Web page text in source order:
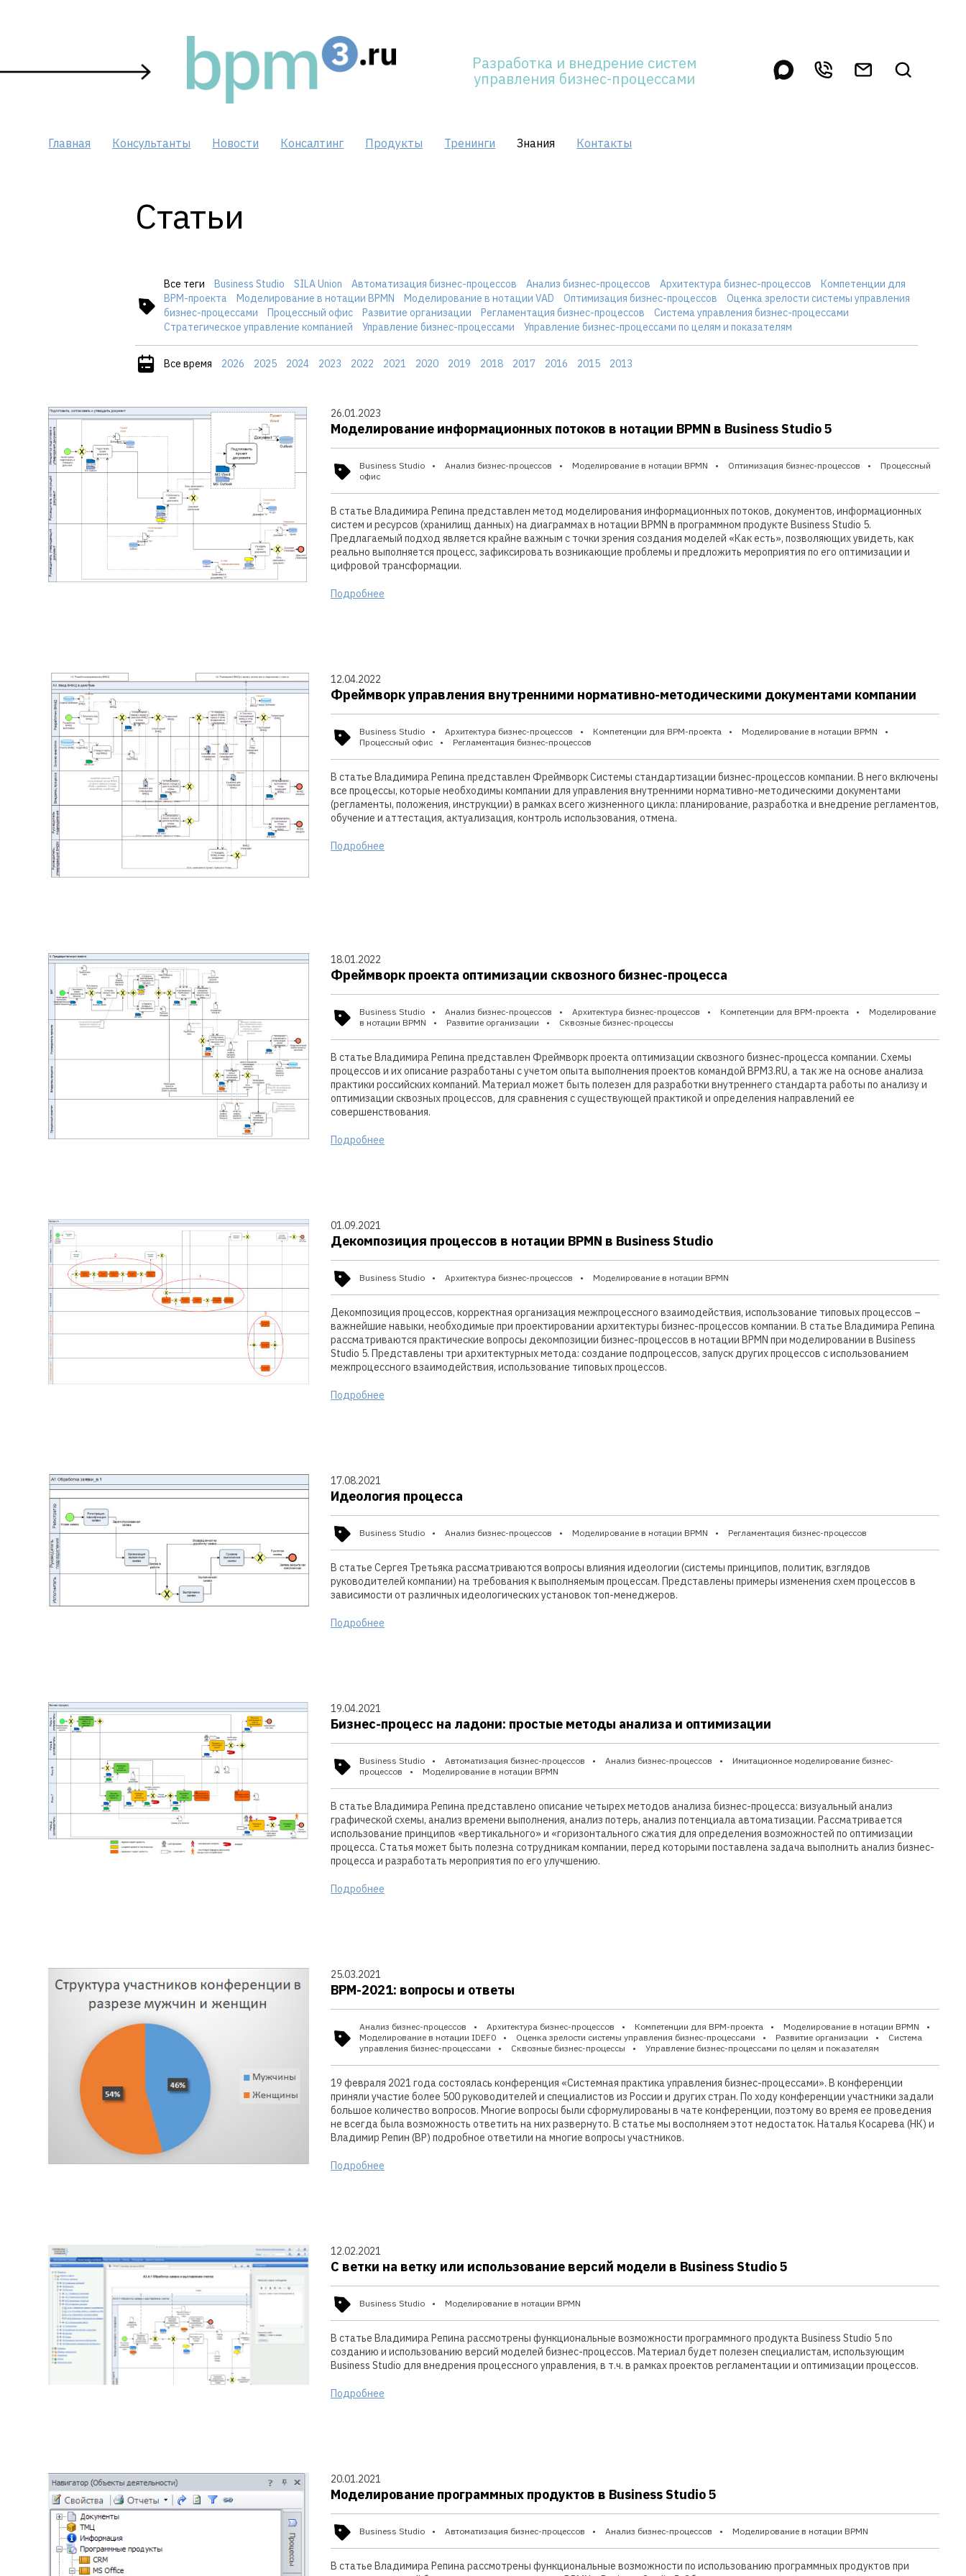
content
Разработка и внедрение систем
управления бизнес-процессами
Главная Консультанты Новости Консалтинг Продукты Тренинги Знания Контакты
Статьи
Все теги Business Studio SILA Union Автоматизация бизнес-процессов Анализ бизнес-процессов Архитектура бизнес-процессов
Компетенции для
BPM-проекта
Моделирование в нотации BPMN Моделирование в нотации VAD Оптимизация бизнес-процессов
Оценка зрелости системы управления
бизнес-процессами
Процессный офис Развитие организации Регламентация бизнес-процессов
Система управления бизнес-процессами
Стратегическое управление компанией
Управление бизнес-процессами Управление бизнес-процессами по целям и показателям
Все время 2026 2025 2024 2023 2022 2021 2020 2019 2018 2017 2016 2015 2013
26.01.2023
Моделирование информационных потоков в нотации BPMN в Business Studio 5
Business Studio Анализ бизнес-процессов Моделирование в нотации BPMN Оптимизация бизнес-процессов
Процессный
офис
В статье Владимира Репина представлен метод моделирования информационных потоков, документов, информационных
систем и ресурсов (хранилищ данных) на диаграммах в нотации BPMN в программном продукте Business Studio 5.
Предлагаемый подход является крайне важным с точки зрения создания моделей «Как есть», позволяющих увидеть, как
реально выполняется процесс, зафиксировать возникающие проблемы и предложить мероприятия по его оптимизации и
цифровой трансформации.
Подробнее
12.04.2022
Фреймворк управления внутренними нормативно-методическими документами компании
Business Studio Архитектура бизнес-процессов Компетенции для BPM-проекта
Моделирование в нотации BPMN
Процессный офис
Регламентация бизнес-процессов
В статье Владимира Репина представлен Фреймворк Системы стандартизации бизнес-процессов компании. В него включены
все процессы, которые необходимы компании для управления внутренними нормативно-методическими документами
(регламенты, положения, инструкции) в рамках всего жизненного цикла: планирование, разработка и внедрение регламентов,
обучение и аттестация, актуализация, контроль использования, отмена.
Подробнее
18.01.2022
Фреймворк проекта оптимизации сквозного бизнес-процесса
Business Studio Анализ бизнес-процессов Архитектура бизнес-процессов Компетенции для BPM-проекта
Моделирование
в нотации BPMN
Развитие организации Сквозные бизнес-процессы
В статье Владимира Репина представлен Фреймворк проекта оптимизации сквозного бизнес-процесса компании. Схемы
процессов и их описание разработаны с учетом опыта выполнения проектов командой BPM3.RU, а так же на основе анализа
практики российских компаний. Материал может быть полезен для разработки внутреннего стандарта работы по анализу и
оптимизации сквозных процессов, для сравнения с существующей практикой и определения направлений ее
совершенствования.
Подробнее
01.09.2021
Декомпозиция процессов в нотации BPMN в Business Studio
Business Studio Архитектура бизнес-процессов Моделирование в нотации BPMN
Декомпозиция процессов, корректная организация межпроцессного взаимодействия, использование типовых процессов –
важнейшие навыки, необходимые при проектировании архитектуры бизнес-процессов компании. В статье Владимира Репина
рассматриваются практические вопросы декомпозиции бизнес-процессов в нотации BPMN при моделировании в Business
Studio 5. Представлены три архитектурных метода: создание подпроцессов, запуск других процессов с использованием
межпроцессного взаимодействия, использование типовых процессов.
Подробнее
17.08.2021
Идеология процесса
Business Studio Анализ бизнес-процессов Моделирование в нотации BPMN Регламентация бизнес-процессов
В статье Сергея Третьяка рассматриваются вопросы влияния идеологии (системы принципов, политик, взглядов
руководителей компании) на требования к выполняемым процессам. Представлены примеры изменения схем процессов в
зависимости от различных идеологических установок топ-менеджеров.
Подробнее
19.04.2021
Бизнес-процесс на ладони: простые методы анализа и оптимизации
Business Studio Автоматизация бизнес-процессов Анализ бизнес-процессов
Имитационное моделирование бизнес-
процессов
Моделирование в нотации BPMN
В статье Владимира Репина представлено описание четырех методов анализа бизнес-процесса: визуальный анализ
графической схемы, анализ времени выполнения, анализ потерь, анализ потенциала автоматизации. Рассматривается
использование принципов «вертикального» и «горизонтального сжатия для определения возможностей по оптимизации
процесса. Статья может быть полезна сотрудникам компании, перед которыми поставлена задача выполнить анализ бизнес-
процесса и разработать мероприятия по его улучшению.
Подробнее
25.03.2021
BPM-2021: вопросы и ответы
Анализ бизнес-процессов Архитектура бизнес-процессов Компетенции для BPM-проекта
Моделирование в нотации BPMN
Моделирование в нотации IDEF0
Оценка зрелости системы управления бизнес-процессами Развитие организации
Система
управления бизнес-процессами
Сквозные бизнес-процессы Управление бизнес-процессами по целям и показателям
19 февраля 2021 года состоялась конференция «Системная практика управления бизнес-процессами». В конференции
приняли участие более 500 руководителей и специалистов из России и других стран. По ходу конференции участники задали
большое количество вопросов. Многие вопросы были сформулированы в чате конференции, поэтому во время ее проведения
не всегда была возможность ответить на них развернуто. В статье мы восполняем этот недостаток. Наталья Косарева (НК) и
Владимир Репин (ВР) подробное ответили на многие вопросы участников.
Подробнее
12.02.2021
С ветки на ветку или использование версий модели в Business Studio 5
Business Studio Моделирование в нотации BPMN
В статье Владимира Репина рассмотрены функциональные возможности программного продукта Business Studio 5 по
созданию и использованию версий моделей бизнес-процессов. Материал будет полезен специалистам, использующим
Business Studio для внедрения процессного управления, в т.ч. в рамках проектов регламентации и оптимизации процессов.
Подробнее
20.01.2021
Моделирование программных продуктов в Business Studio 5
Business Studio Автоматизация бизнес-процессов Анализ бизнес-процессов Моделирование в нотации BPMN
В статье Владимира Репина рассмотрены функциональные возможности по использованию программных продуктов при